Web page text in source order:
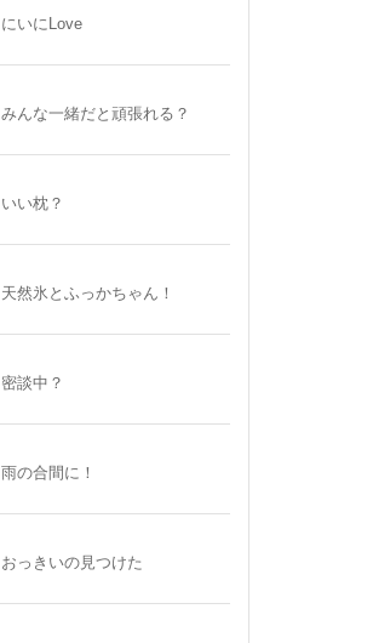
にいにLove
みんな一緒だと頑張れる？
いい枕？
天然氷とふっかちゃん！
密談中？
雨の合間に！
おっきいの見つけた